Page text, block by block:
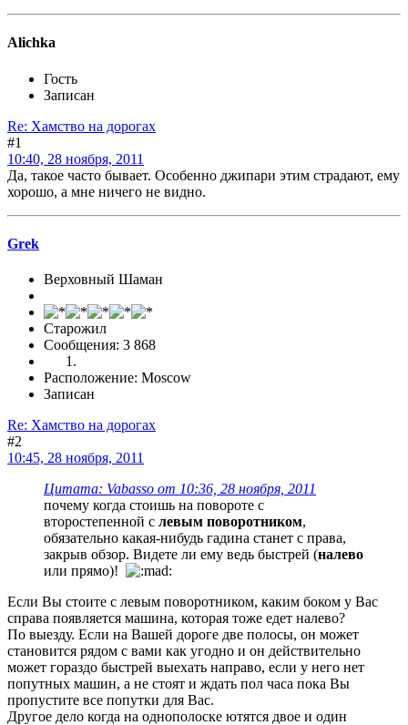
Alichka
Гость
Записан
Re: Хамство на дорогах
#1
10:40, 28 ноября, 2011
Да, такое часто бывает. Особенно джипари этим страдают, ему
хорошо, а мне ничего не видно.
Grek
Верховный Шаман
Старожил
Сообщения: 3 868
Расположение: Moscow
Записан
Re: Хамство на дорогах
#2
10:45, 28 ноября, 2011
Цитата: Vabasso от 10:36, 28 ноября, 2011
почему когда стоишь на повороте с
второстепенной с левым поворотником,
обязательно какая-нибудь гадина станет с права,
закрыв обзор. Видете ли ему ведь быстрей (налево
или прямо)!
Если Вы стоите с левым поворотником, каким боком у Вас
справа появляется машина, которая тоже едет налево?
По выезду. Если на Вашей дороге две полосы, он может
становится рядом с вами как угодно и он действительно
может гораздо быстрей выехать направо, если у него нет
попутных машин, а не стоят и ждать пол часа пока Вы
пропустите все попутки для Вас.
Другое дело когда на однополоске ютятся двое и один